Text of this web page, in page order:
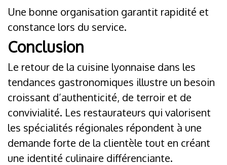
Une bonne organisation garantit rapidité et
constance lors du service.
Conclusion
Le retour de la cuisine lyonnaise dans les
tendances gastronomiques illustre un besoin
croissant d’authenticité, de terroir et de
convivialité. Les restaurateurs qui valorisent
les spécialités régionales répondent à une
demande forte de la clientèle tout en créant
une identité culinaire différenciante.